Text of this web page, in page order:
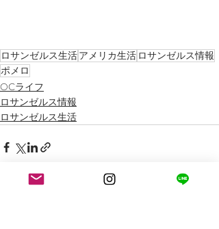
ロサンゼルス生活アメリカ生活 ロサンゼルス情報
ポメロ
OCライフ
ロサンゼルス情報
ロサンゼルス生活